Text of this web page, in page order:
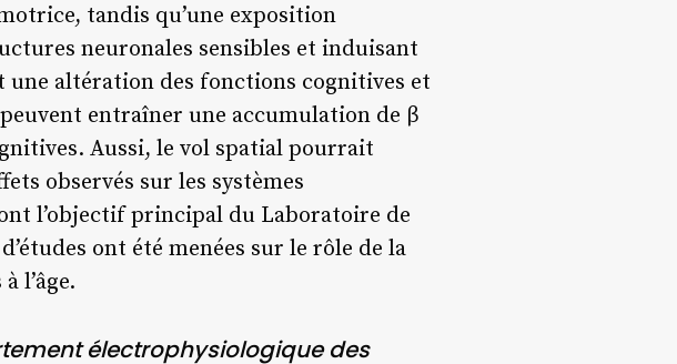
tandis qu’une exposition
neuronales sensibles et induisant
altération des fonctions cognitives et
entraîner une accumulation de β
Aussi, le vol spatial pourrait
observés sur les systèmes
l’objectif principal du Laboratoire de
ont été menées sur le rôle de la
l’âge.
électrophysiologique des